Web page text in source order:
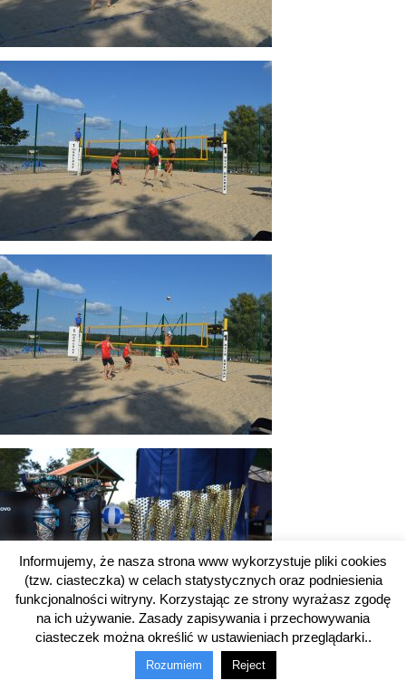
Informujemy, że nasza strona www wykorzystuje pliki cookies
(tzw. ciasteczka) w celach statystycznych oraz podniesienia
funkcjonalności witryny. Korzystając ze strony wyrażasz zgodę
na ich używanie. Zasady zapisywania i przechowywania
ciasteczek można określić w ustawieniach przeglądarki..
Rozumiem Reject